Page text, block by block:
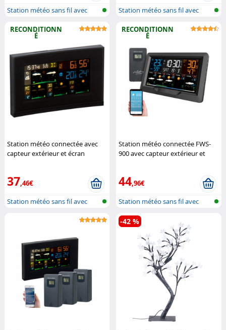
Station météo sans fil avec
Station météo sans fil avec
RECONDITIONN
É
Station météo connectée avec
capteur extérieur et écran
37,46€
Station météo sans fil avec
RECONDITIONN
É
Station météo connectée FWS-
900 avec capteur extérieur et
44,96€
Station météo sans fil avec
sonde e...
-42 %